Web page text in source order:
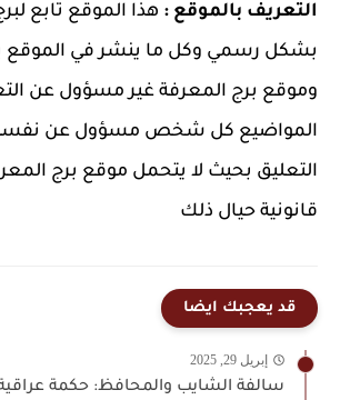
التعريف بالموقع : هذا الموقع تابع
بشكل رسمي وكل ما ينشر في الموقع
وموقع برج المعرفة غير مسؤول عن
المواضيع كل شخص مسؤول عن نفسه
التعليق بحيث لا يتحمل موقع برج
قانونية حيال ذلك
قد يعجبك ايضا
إبريل 29, 2025
سالفة الشايب والمحافظ: حكمة